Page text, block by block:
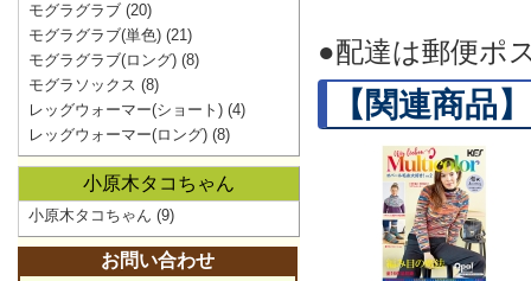
●配達は郵便ポ
【関連商品】
モグラグラブ (20)
モグラグラブ(単色) (21)
モグラグラブ(ロング) (8)
モグラソックス (8)
レッグウォーマー(ショート) (4)
レッグウォーマー(ロング) (8)
小原木タコちゃん
小原木タコちゃん (9)
お問い合わせ